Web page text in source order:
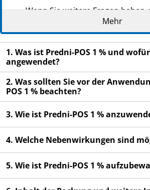
Wenn Sie weitere Fragen haben,
an Ihren Arzt oder Apotheker.
Dieses Arzneimittel wurde
verschrieben. Geben Sie es
Es kann anderen Menschen
diese die gleichen Beschwerden
Wenn Sie Nebenwirkungen
sich an Ihren Arzt oder
für Nebenwirkungen, die nicht in
Packungsbeilage angegeben
4.
Mehr
1. Was ist Predni-POS 1 % und
angewendet?
2. Was sollten Sie vor der
POS 1 % beachten?
3. Wie ist Predni-POS 1 %
4. Welche Nebenwirkungen sind
5. Wie ist Predni-POS 1 %